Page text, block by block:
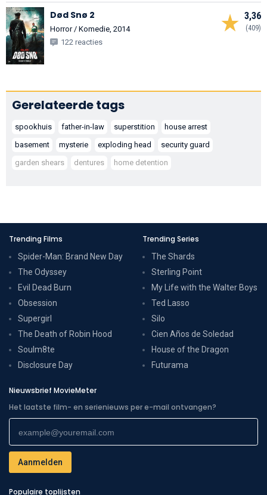
3,36
(409)
Død Snø 2
Horror / Komedie, 2014
122 reacties
Gerelateerde tags
spookhuis father-in-law superstition
house arrest
basement
mysterie exploding head
security guard
garden shears
dentures home detention
Trending Films
Spider-Man: Brand New Day
The Odyssey
Evil Dead Burn
Obsession
Supergirl
The Death of Robin Hood
Soulm8te
Disclosure Day
Trending Series
The Shards
Sterling Point
My Life with the Walter Boys
Ted Lasso
Silo
Cien Años de Soledad
House of the Dragon
Futurama
Nieuwsbrief MovieMeter
Het laatste film- en serienieuws per e-mail ontvangen?
Populaire toplijsten